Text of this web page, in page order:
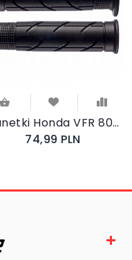
Manetki Honda VFR 800 Fi / V-TEC 1998-2013
74,99 PLN